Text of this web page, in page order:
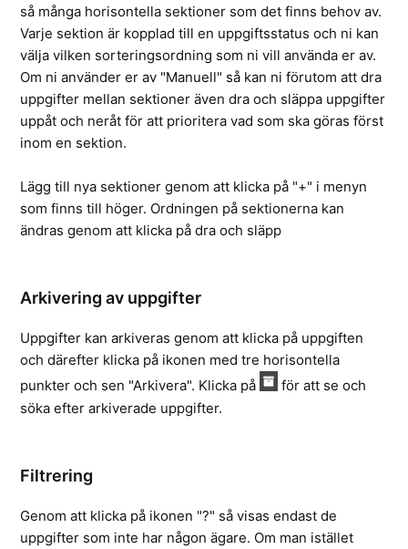
så många horisontella sektioner som det finns behov av.
Varje sektion är kopplad till en uppgiftsstatus och ni kan
välja vilken sorteringsordning som ni vill använda er av.
Om ni använder er av "Manuell" så kan ni förutom att dra
uppgifter mellan sektioner även dra och släppa uppgifter
uppåt och neråt för att prioritera vad som ska göras först
inom en sektion.
Lägg till nya sektioner genom att klicka på "+" i menyn
som finns till höger. Ordningen på sektionerna kan
ändras genom att klicka på dra och släpp
Arkivering av uppgifter
Uppgifter kan arkiveras genom att klicka på uppgiften
och därefter klicka på ikonen med tre horisontella
punkter och sen "Arkivera". Klicka på
för att se och
söka efter arkiverade uppgifter.
Filtrering
Genom att klicka på ikonen "?" så visas endast de
uppgifter som inte har någon ägare. Om man istället